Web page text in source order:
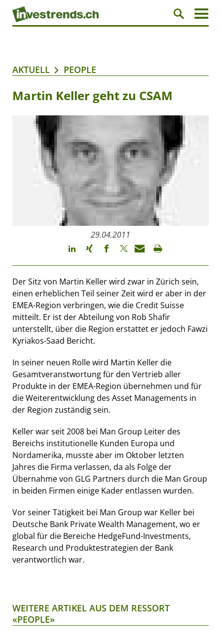
AKTUELL PEOPLE
Martin Keller geht zu CSAM
29.04.2011
Der Sitz von Martin Keller wird zwar in Zürich sein,
einen erheblichen Teil seiner Zeit wird er aber in der
EMEA-Region verbringen, wie die Credit Suisse
mitteilt. Er ist der Abteilung von Rob Shafir
unterstellt, über die Region erstattet er jedoch Fawzi
Kyriakos-Saad Bericht.
In seiner neuen Rolle wird Martin Keller die
Gesamtveranstwortung für den Vertrieb aller
Produkte in der EMEA-Region übernehmen und für
die Weiterentwicklung des Asset Managements in
der Region zuständig sein.
Keller war seit 2008 bei Man Group Leiter des
Bereichs institutionelle Kunden Europa und
Nordamerika, musste aber im Oktober letzten
Jahres die Firma verlassen, da als Folge der
Übernahme von GLG Partners durch die Man Group
in beiden Firmen einige Kader entlassen wurden.
Vor seiner Tätigkeit bei Man Group war Keller bei
Deutsche Bank Private Wealth Management, wo er
global für die Bereiche HedgeFund-Investments,
Research und Produktestrategien der Bank
verantwortlich war.
WEITERE ARTIKEL AUS DEM RESSORT
«PEOPLE»